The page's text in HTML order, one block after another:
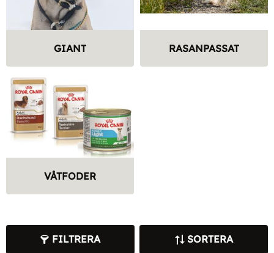
GIANT RASANPASSAT
VÅTFODER
FILTRERA SORTERA